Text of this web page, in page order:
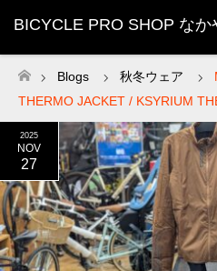
BICYCLE PRO SHOP なか
ホーム
Blogs 秋冬ウェア
THERMO JACKET / KSYRIUM
2025
NOV
27